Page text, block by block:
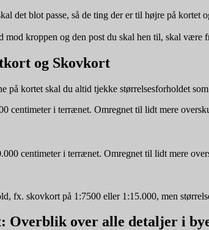
det blot passe, så de ting der er til højre på
kroppen og den post du skal hen til, skal være
og Skovkort
på kortet skal du altid tjekke størrelsesforholdet
centimeter i terrænet. Omregnet til lidt mere
centimeter i terrænet. Omregnet til lidt mere
fx. skovkort på 1:7500 eller 1:15.000, men
Overblik over alle detaljer i